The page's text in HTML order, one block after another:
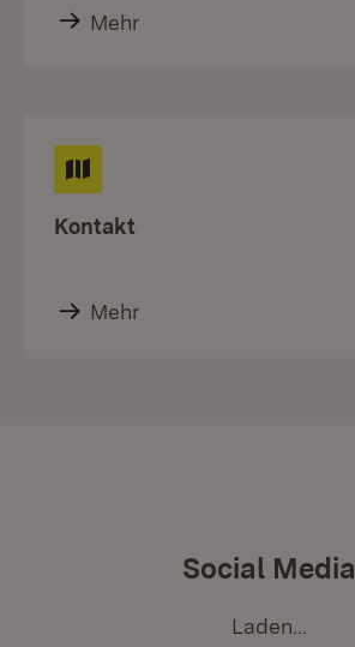
Mehr
Kontakt
Mehr
Social Media
Laden...